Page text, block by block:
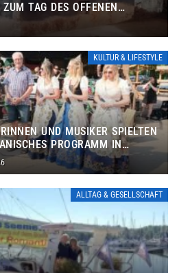
TAG DES OFFENEN
KULTUR & LIFESTYLE
UND MUSIKER SPIELTEN
PROGRAMM IN
ALLTAG & GESELLSCHAFT